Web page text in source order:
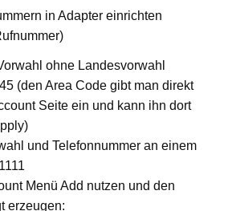
in Adapter einrichten
ohne Landesvorwahl
(den Area Code gibt man direkt
Seite ein und kann ihn dort
und Telefonnummer an einem
Menü Add nutzen und den
erzeugen: